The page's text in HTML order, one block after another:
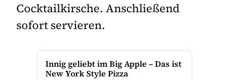
Cocktailkirsche. Anschließend
sofort servieren.
Innig geliebt im Big Apple – Das ist
New York Style Pizza